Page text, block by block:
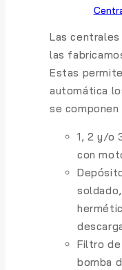
Las centrales
las
Estas
automática
se
1, 2 y/o
con
Filtro
bomba